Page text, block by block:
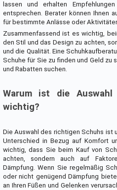
lassen und erhalten
entsprechen. Berater können Ihnen
für bestimmte Anlässe oder
Zusammenfassend ist es wichtig,
den Stil und das Design zu achten,
und die Qualität. Eine
Schuhe für Sie zu finden und Geld zu
und Rabatten suchen.
Warum ist die
wichtig?
Die Auswahl des richtigen Schuhs ist
Unterschied in Bezug auf Komfort
wichtig, dass Sie beim Kauf von
achten, sondern auch auf
Dämpfung. Wenn Sie regelmäßig
oder nicht genügend Dämpfung
an Ihren Füßen und Gelenken